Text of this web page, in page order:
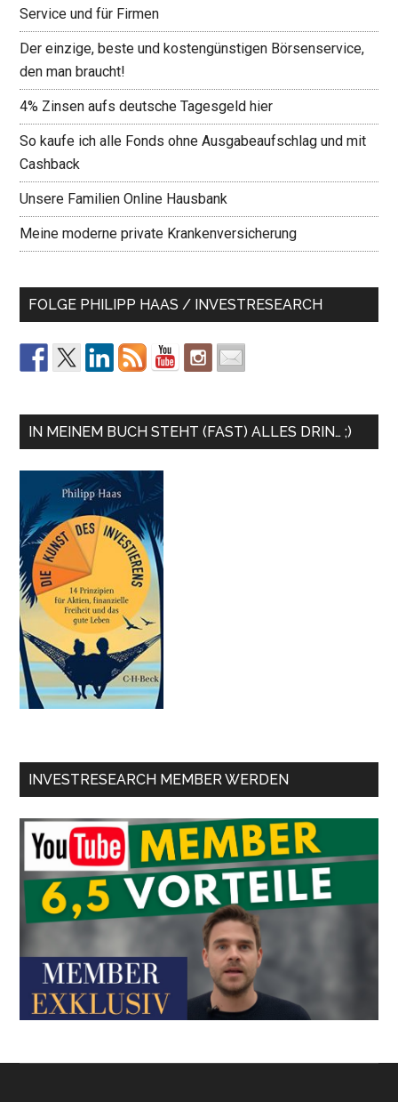
Service und für Firmen
Der einzige, beste und kostengünstigen Börsenservice,
den man braucht!
4% Zinsen aufs deutsche Tagesgeld hier
So kaufe ich alle Fonds ohne Ausgabeaufschlag und mit
Cashback
Unsere Familien Online Hausbank
Meine moderne private Krankenversicherung
FOLGE PHILIPP HAAS / INVESTRESEARCH
IN MEINEM BUCH STEHT (FAST) ALLES DRIN… ;)
INVESTRESEARCH MEMBER WERDEN